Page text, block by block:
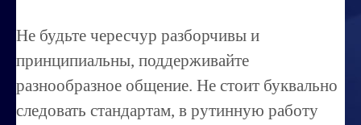
Магия денег
Позитивное мышление
Не будьте чересчур разборчивы и
принципиальны, поддерживайте
разнообразное общение. Не стоит буквально
следовать стандартам, в рутинную работу